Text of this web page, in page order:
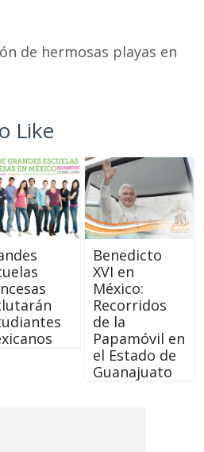
de hermosas playas en
Like
Benedicto
XVI en
México:
Recorridos
de la
Papamóvil en
el Estado de
Guanajuato